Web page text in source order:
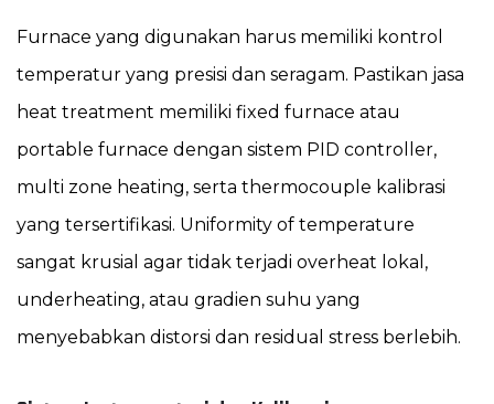
Furnace yang digunakan harus memiliki kontrol
temperatur yang presisi dan seragam. Pastikan jasa
heat treatment memiliki fixed furnace atau
portable furnace dengan sistem PID controller,
multi zone heating, serta thermocouple kalibrasi
yang tersertifikasi. Uniformity of temperature
sangat krusial agar tidak terjadi overheat lokal,
underheating, atau gradien suhu yang
menyebabkan distorsi dan residual stress berlebih.